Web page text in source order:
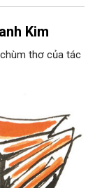
Kim
thơ của tác